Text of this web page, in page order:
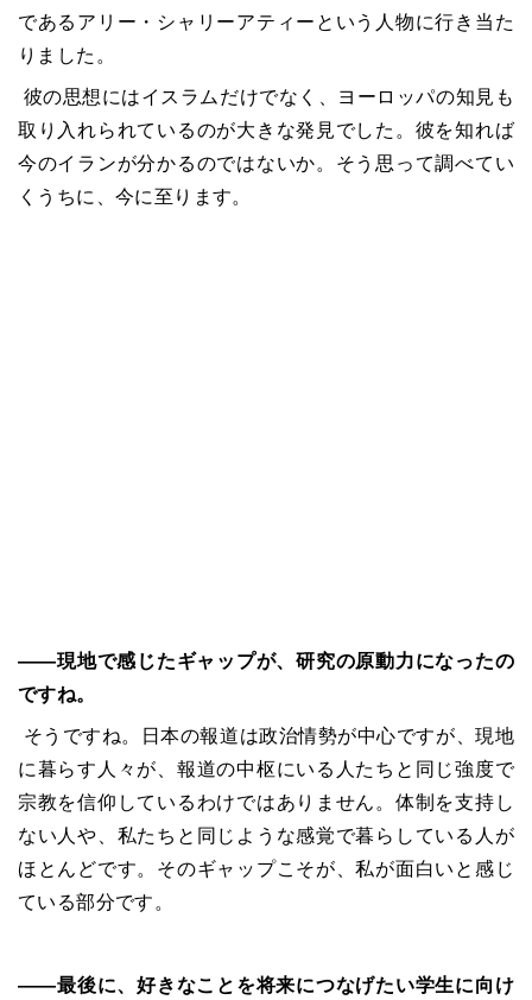
であるアリー・シャリーアティーという人物に行き当た
りました。
彼の思想にはイスラムだけでなく、ヨーロッパの知見も
取り入れられているのが大きな発見でした。彼を知れば
今のイランが分かるのではないか。そう思って調べてい
くうちに、今に至ります。
――現地で感じたギャップが、研究の原動力になったの
ですね。
そうですね。日本の報道は政治情勢が中心ですが、現地
に暮らす人々が、報道の中枢にいる人たちと同じ強度で
宗教を信仰しているわけではありません。体制を支持し
ない人や、私たちと同じような感覚で暮らしている人が
ほとんどです。そのギャップこそが、私が面白いと感じ
ている部分です。
――最後に、好きなことを将来につなげたい学生に向け